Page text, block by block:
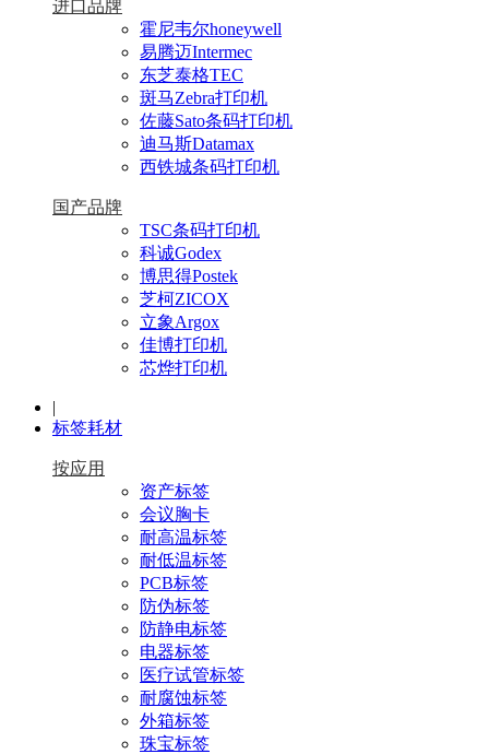
进口品牌
霍尼韦尔honeywell
易腾迈Intermec
东芝泰格TEC
斑马Zebra打印机
佐藤Sato条码打印机
迪马斯Datamax
西铁城条码打印机
国产品牌
TSC条码打印机
科诚Godex
博思得Postek
芝柯ZICOX
立象Argox
佳博打印机
芯烨打印机
|
标签耗材
按应用
资产标签
会议胸卡
耐高温标签
耐低温标签
PCB标签
防伪标签
防静电标签
电器标签
医疗试管标签
耐腐蚀标签
外箱标签
珠宝标签